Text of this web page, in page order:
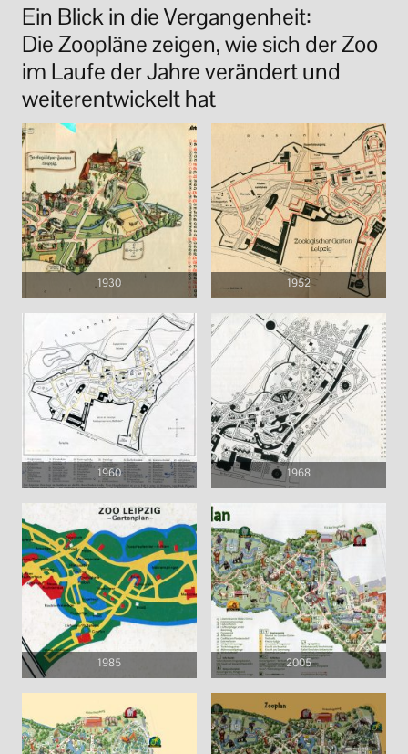
Ein Blick in die Vergangenheit:
Die Zoopläne zeigen, wie sich der Zoo
im Laufe der Jahre verändert und
weiterentwickelt hat
1930 1952
1960 1968
1985 2005